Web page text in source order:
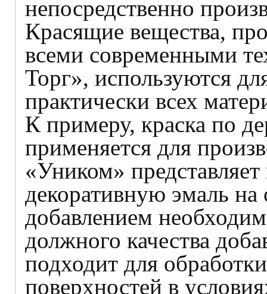
непосредственно
Красящие вещества,
всеми современными
Торг», используются
практически всех
К примеру, краска по
применяется для
«Уником»
декоративную эмаль
добавлением
должного качества
подходит для
поверхностей в